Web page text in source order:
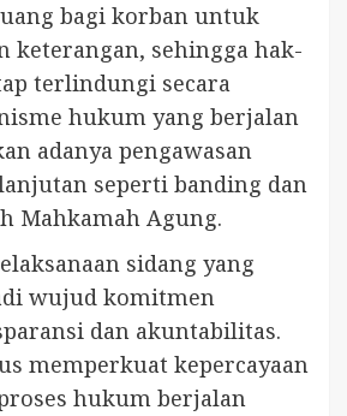
bagi korban untuk
keterangan, sehingga hak-
terlindungi secara
hukum yang berjalan
adanya pengawasan
seperti banding dan
Mahkamah Agung.
sidang yang
wujud komitmen
dan akuntabilitas.
memperkuat kepercayaan
hukum berjalan